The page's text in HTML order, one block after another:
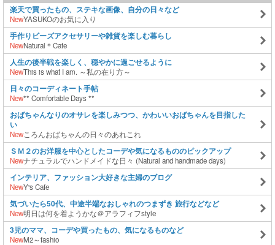
楽天で買ったもの、ステキな画像、自分の日々など
NewYASUKOのお気に入り
手作りビーズアクセサリーや雑貨を楽しむ暮らし
NewNatural＊Cafe
人生の後半戦を楽しく、穏やかに過ごせるように
NewThis is what I am. ～私の在り方～
日々のコーディネート手帖
New** Comfortable Days **
おばちゃんなりのオサレを楽しみつつ、かわいいおばちゃんを目指した
い
Newころんおばちゃんの日々のあれこれ
ＳＭ２のお洋服を中心としたコーデや気になるもののピックアップ
Newナチュラルでハンドメイドな日々 (Natural and handmade days)
インテリア、ファッション大好きな主婦のブログ
NewY's Cafe
気づいたら50代、中途半端なおしゃれのつまずき 旅行などなど
New明日は何を着ようかな＠アラフィフstyle
3児のママ、コーデや買ったもの、気になるものなど
NewM2～fashio